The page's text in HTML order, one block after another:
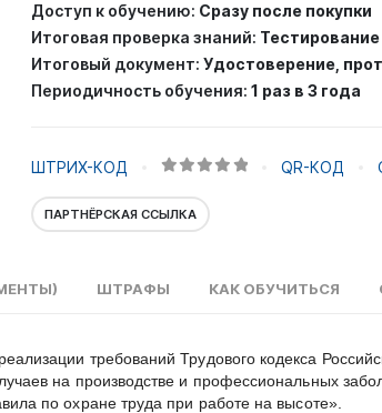
высоте
1
группа
Доступ к обучению: Сразу после покупки
Итоговая проверка знаний: Тестирование
Итоговый документ: Удостоверение,
Периодичность обучения: 1 раз в 3 года
ШТРИХ-КОД QR-КОД
ПАРТНЁРСКАЯ ССЫЛКА
ШТРАФЫ КАК ОБУЧИТЬСЯ
требований Трудового кодекса
на производстве и профессиональных
по охране труда при работе на высоте».